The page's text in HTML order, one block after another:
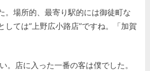
。場所的、最寄り駅的には御徒町な
しては”上野広小路店”ですね。「加賀
。店に入った一番の客は僕でした。